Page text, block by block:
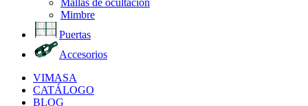
Mimbre
Puertas
Accesorios
VIMASA
CATÁLOGO
BLOG